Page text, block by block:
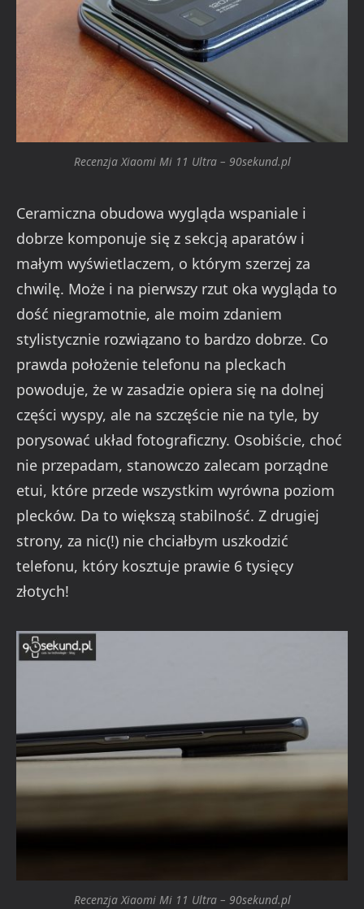
Recenzja Xiaomi Mi 11 Ultra – 90sekund.pl
Ceramiczna obudowa wygląda wspaniale i
dobrze komponuje się z sekcją aparatów i
małym wyświetlaczem, o którym szerzej za
chwilę. Może i na pierwszy rzut oka wygląda to
dość niegramotnie, ale moim zdaniem
stylistycznie rozwiązano to bardzo dobrze. Co
prawda położenie telefonu na pleckach
powoduje, że w zasadzie opiera się na dolnej
części wyspy, ale na szczęście nie na tyle, by
porysować układ fotograficzny. Osobiście, choć
nie przepadam, stanowczo zalecam porządne
etui, które przede wszystkim wyrówna poziom
plecków. Da to większą stabilność. Z drugiej
strony, za nic(!) nie chciałbym uszkodzić
telefonu, który kosztuje prawie 6 tysięcy
złotych!
Recenzja Xiaomi Mi 11 Ultra – 90sekund.pl